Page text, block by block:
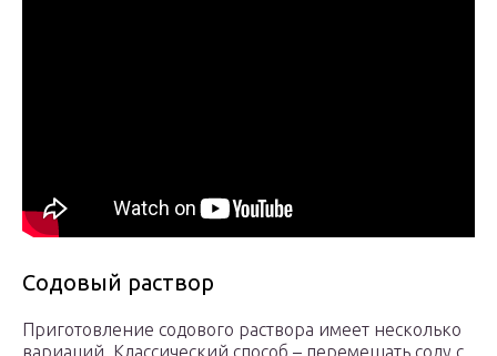
Содовый раствор
Приготовление содового раствора имеет несколько
вариаций. Классический способ – перемешать соду с